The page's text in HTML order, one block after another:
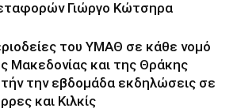
Γιώργο Κώτσηρα
του ΥΜΑΘ σε κάθε νομό
Μακεδονίας και της Θράκης
την εβδομάδα εκδηλώσεις σε
και Κιλκίς